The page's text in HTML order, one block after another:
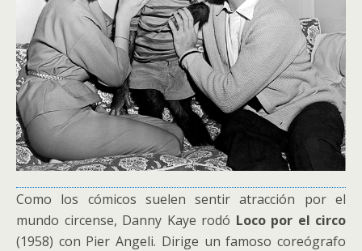
Como los cómicos suelen sentir atracción por el
mundo circense, Danny Kaye rodó Loco por el circo
(1958) con Pier Angeli. Dirige un famoso coreógrafo